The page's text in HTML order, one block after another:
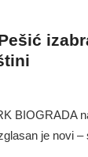
BIOGRADA
je novi –